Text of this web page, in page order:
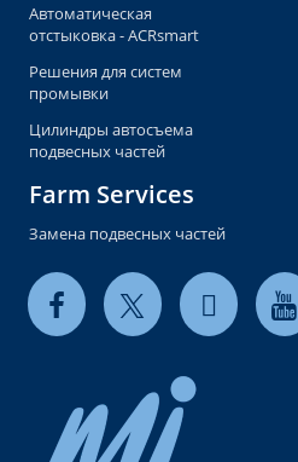
Автоматическая
отстыковка - ACRsmart
Решения для систем
промывки
Цилиндры автосъема
подвесных частей
Farm Services
Замена подвесных частей